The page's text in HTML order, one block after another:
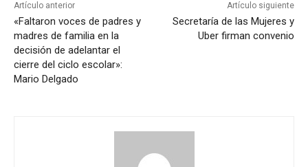
Artículo anterior
«Faltaron voces de padres y
madres de familia en la
decisión de adelantar el
cierre del ciclo escolar»:
Mario Delgado
Artículo siguiente
Secretaría de las Mujeres y
Uber firman convenio